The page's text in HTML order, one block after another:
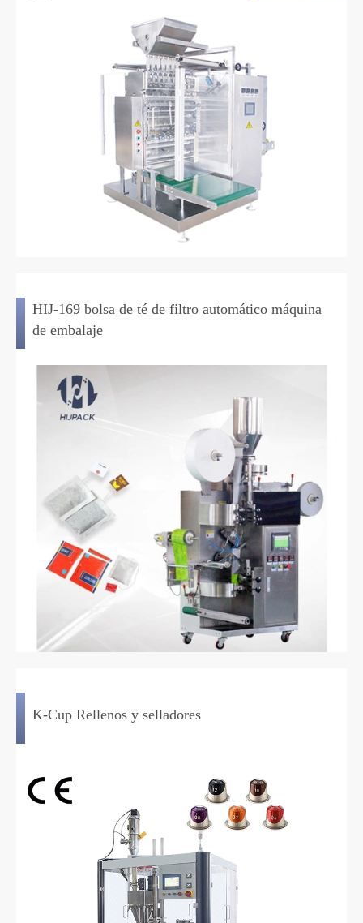
HIJ-169 bolsa de té de filtro automático máquina
de embalaje
K-Cup Rellenos y selladores